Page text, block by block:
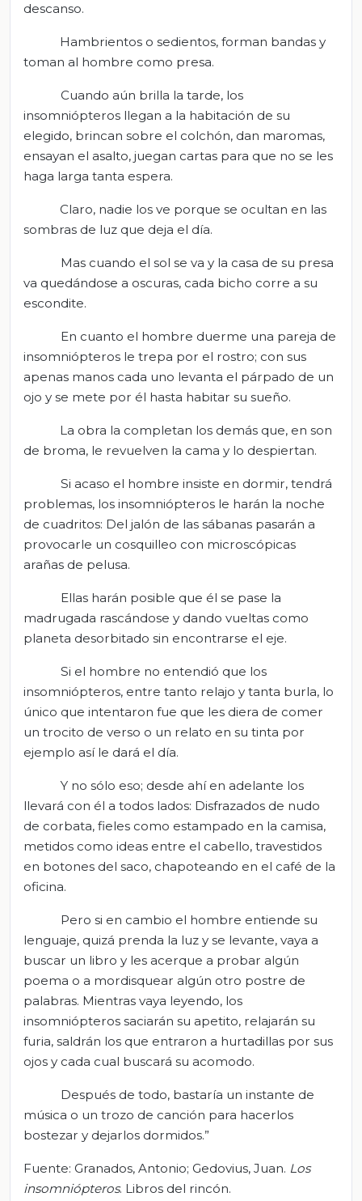
descanso.
Hambrientos o sedientos, forman bandas y
toman al hombre como presa.
Cuando aún brilla la tarde, los
insomniópteros llegan a la habitación de su
elegido, brincan sobre el colchón, dan maromas,
ensayan el asalto, juegan cartas para que no se les
haga larga tanta espera.
Claro, nadie los ve porque se ocultan en las
sombras de luz que deja el día.
Mas cuando el sol se va y la casa de su presa
va quedándose a oscuras, cada bicho corre a su
escondite.
En cuanto el hombre duerme una pareja de
insomniópteros le trepa por el rostro; con sus
apenas manos cada uno levanta el párpado de un
ojo y se mete por él hasta habitar su sueño.
La obra la completan los demás que, en son
de broma, le revuelven la cama y lo despiertan.
Si acaso el hombre insiste en dormir, tendrá
problemas, los insomniópteros le harán la noche
de cuadritos: Del jalón de las sábanas pasarán a
provocarle un cosquilleo con microscópicas
arañas de pelusa.
Ellas harán posible que él se pase la
madrugada rascándose y dando vueltas como
planeta desorbitado sin encontrarse el eje.
Si el hombre no entendió que los
insomniópteros, entre tanto relajo y tanta burla, lo
único que intentaron fue que les diera de comer
un trocito de verso o un relato en su tinta por
ejemplo así le dará el día.
Y no sólo eso; desde ahí en adelante los
llevará con él a todos lados: Disfrazados de nudo
de corbata, fieles como estampado en la camisa,
metidos como ideas entre el cabello, travestidos
en botones del saco, chapoteando en el café de la
oficina.
Pero si en cambio el hombre entiende su
lenguaje, quizá prenda la luz y se levante, vaya a
buscar un libro y les acerque a probar algún
poema o a mordisquear algún otro postre de
palabras. Mientras vaya leyendo, los
insomniópteros saciarán su apetito, relajarán su
furia, saldrán los que entraron a hurtadillas por sus
ojos y cada cual buscará su acomodo.
Después de todo, bastaría un instante de
música o un trozo de canción para hacerlos
bostezar y dejarlos dormidos.”
Fuente: Granados, Antonio; Gedovius, Juan. Los
insomniópteros. Libros del rincón.